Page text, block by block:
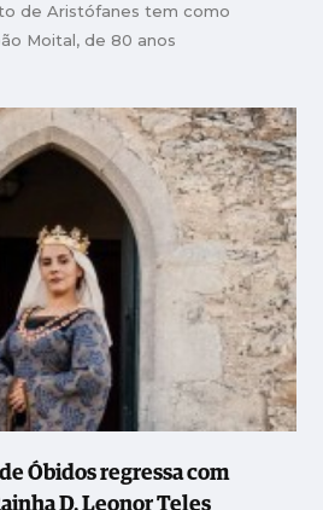
de Aristófanes tem como
Moital, de 80 anos
Óbidos regressa com
D. Leonor Teles